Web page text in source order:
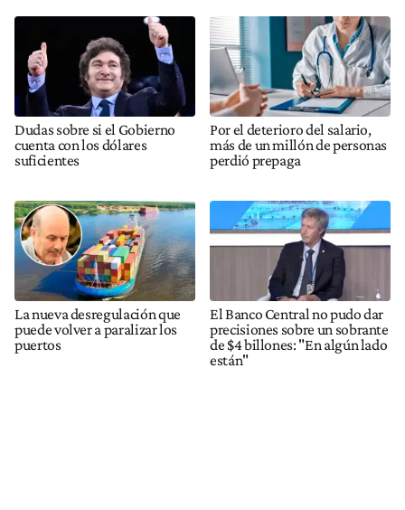
Dudas sobre si el Gobierno
cuenta con los dólares
suficientes
Por el deterioro del salario,
más de un millón de personas
perdió prepaga
La nueva desregulación que
puede volver a paralizar los
puertos
El Banco Central no pudo dar
precisiones sobre un sobrante
de $4 billones: "En algún lado
están"